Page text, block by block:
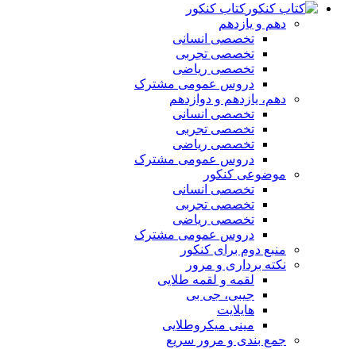
کتاب کنکور
دهم و یازدهم
تخصصی انسانی
تخصصی تجربی
تخصصی ریاضی
دروس عمومی مشترک
دهم، یازدهم و دوازدهم
تخصصی انسانی
تخصصی تجربی
تخصصی ریاضی
دروس عمومی مشترک
موضوعی کنکور
تخصصی انسانی
تخصصی تجربی
تخصصی ریاضی
دروس عمومی مشترک
منبع دوم برای کنکور
نکته برداری و مرور
لقمه و لقمه طلایی
جیبی، جی بی
هایلایت
مینی میکروطلایی
جمع بندی و مرور سریع